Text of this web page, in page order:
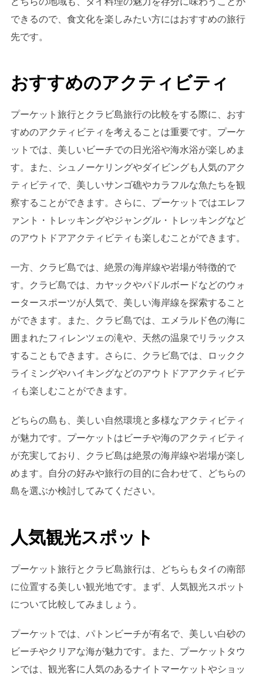
できるので、食文化を楽しみたい方にはおすすめの旅行
先です。
おすすめのアクティビティ
プーケット旅行とクラビ島旅行の比較をする際に、おす
すめのアクティビティを考えることは重要です。プーケ
ットでは、美しいビーチでの日光浴や海水浴が楽しめま
す。また、シュノーケリングやダイビングも人気のアク
ティビティで、美しいサンゴ礁やカラフルな魚たちを観
察することができます。さらに、プーケットではエレフ
ァント・トレッキングやジャングル・トレッキングなど
のアウトドアアクティビティも楽しむことができます。
一方、クラビ島では、絶景の海岸線や岩場が特徴的で
す。クラビ島では、カヤックやパドルボードなどのウォ
ータースポーツが人気で、美しい海岸線を探索すること
ができます。また、クラビ島では、エメラルド色の海に
囲まれたフィレンツェの滝や、天然の温泉でリラックス
することもできます。さらに、クラビ島では、ロックク
ライミングやハイキングなどのアウトドアアクティビテ
ィも楽しむことができます。
どちらの島も、美しい自然環境と多様なアクティビティ
が魅力です。プーケットはビーチや海のアクティビティ
が充実しており、クラビ島は絶景の海岸線や岩場が楽し
めます。自分の好みや旅行の目的に合わせて、どちらの
島を選ぶか検討してみてください。
人気観光スポット
プーケット旅行とクラビ島旅行は、どちらもタイの南部
に位置する美しい観光地です。まず、人気観光スポット
について比較してみましょう。
プーケットでは、パトンビーチが有名で、美しい白砂の
ビーチやクリアな海が魅力です。また、プーケットタウ
ンでは、観光客に人気のあるナイトマーケットやショッ